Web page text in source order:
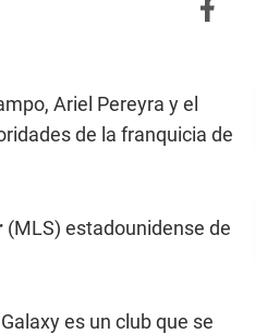
Ariel Pereyra y el
de la franquicia de
(MLS) estadounidense de
es un club que se